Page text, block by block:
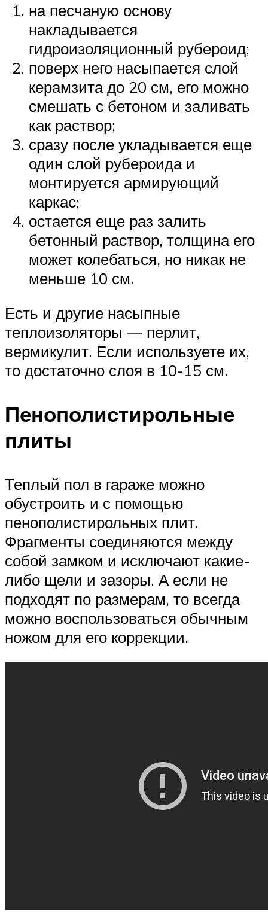
на песчаную основу
накладывается
гидроизоляционный рубероид;
поверх него насыпается слой
керамзита до 20 см, его можно
смешать с бетоном и заливать
как раствор;
сразу после укладывается еще
один слой рубероида и
монтируется армирующий
каркас;
остается еще раз залить
бетонный раствор, толщина его
может колебаться, но никак не
меньше 10 см.
Есть и другие насыпные
теплоизоляторы — перлит,
вермикулит. Если используете их,
то достаточно слоя в 10-15 см.
Пенополистирольные
плиты
Теплый пол в гараже можно
обустроить и с помощью
пенополистирольных плит.
Фрагменты соединяются между
собой замком и исключают какие-
либо щели и зазоры. А если не
подходят по размерам, то всегда
можно воспользоваться обычным
ножом для его коррекции.